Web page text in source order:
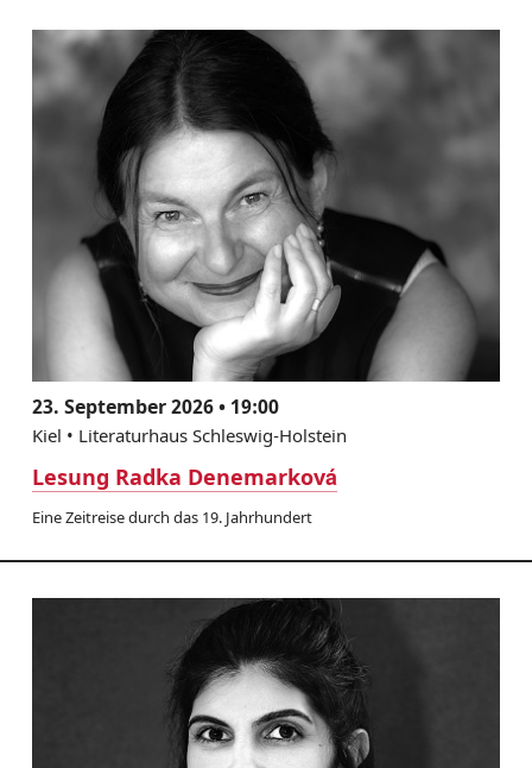
23. September 2026 • 19:00
Kiel • Literaturhaus Schleswig-Holstein
Lesung Radka Denemarková
Eine Zeitreise durch das 19. Jahrhundert